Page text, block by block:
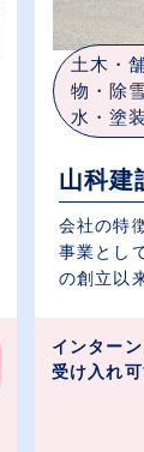
土木・
物・除
水・塗装
山科建
会社の特
事業とし
の創立以
インター
受け入れ